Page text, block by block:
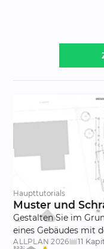
Haupttutorials
Muster und
Gestalten Sie im
eines Gebäudes mit
ALLPLAN 2026movie_creation11